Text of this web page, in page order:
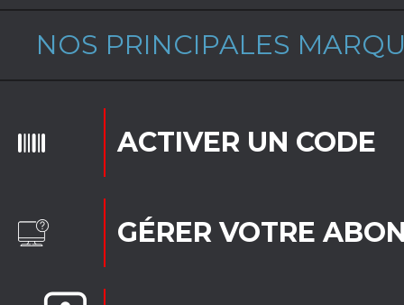
NOS PRINCIPALES
ACTIVER UN CODE
GÉRER VOTRE